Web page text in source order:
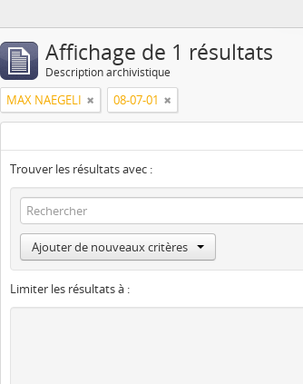
Affichage de 1 résultats
Description archivistique
MAX NAEGELI 08-07-01
Trouver les résultats avec :
Ajouter de nouveaux critères
Limiter les résultats à :